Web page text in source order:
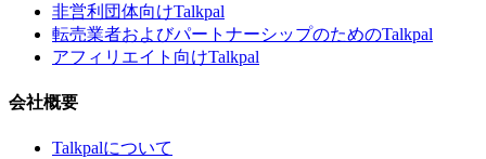
非営利団体向けTalkpal
転売業者およびパートナーシップのためのTalkpal
アフィリエイト向けTalkpal
会社概要
Talkpalについて